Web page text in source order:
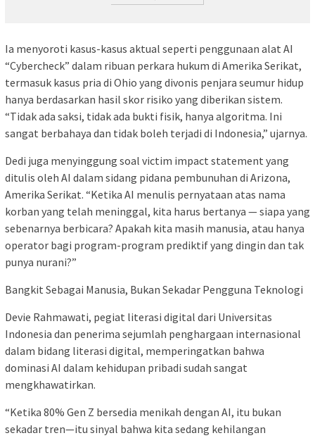
Ia menyoroti kasus-kasus aktual seperti penggunaan alat AI
“Cybercheck” dalam ribuan perkara hukum di Amerika Serikat,
termasuk kasus pria di Ohio yang divonis penjara seumur hidup
hanya berdasarkan hasil skor risiko yang diberikan sistem.
“Tidak ada saksi, tidak ada bukti fisik, hanya algoritma. Ini
sangat berbahaya dan tidak boleh terjadi di Indonesia,” ujarnya.
Dedi juga menyinggung soal victim impact statement yang
ditulis oleh AI dalam sidang pidana pembunuhan di Arizona,
Amerika Serikat. “Ketika AI menulis pernyataan atas nama
korban yang telah meninggal, kita harus bertanya — siapa yang
sebenarnya berbicara? Apakah kita masih manusia, atau hanya
operator bagi program-program prediktif yang dingin dan tak
punya nurani?”
Bangkit Sebagai Manusia, Bukan Sekadar Pengguna Teknologi
Devie Rahmawati, pegiat literasi digital dari Universitas
Indonesia dan penerima sejumlah penghargaan internasional
dalam bidang literasi digital, memperingatkan bahwa
dominasi AI dalam kehidupan pribadi sudah sangat
mengkhawatirkan.
“Ketika 80% Gen Z bersedia menikah dengan AI, itu bukan
sekadar tren—itu sinyal bahwa kita sedang kehilangan